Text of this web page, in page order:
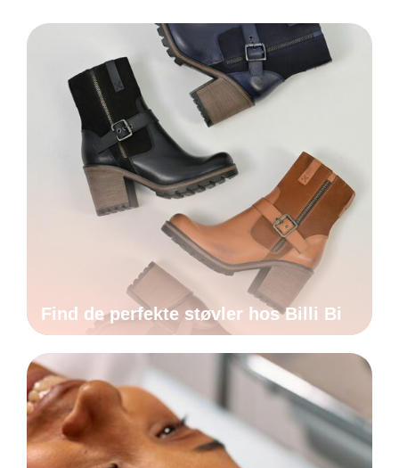
Find de perfekte støvler hos Billi Bi